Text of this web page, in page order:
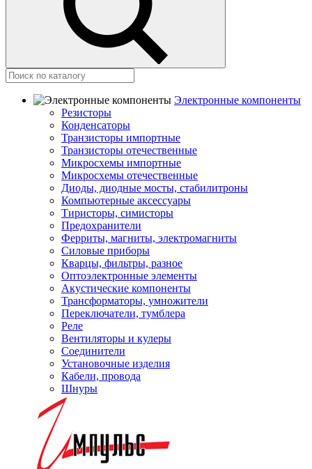
Электронные компоненты
Резисторы
Конденсаторы
Транзисторы импортные
Транзисторы отечественные
Микросхемы импортные
Микросхемы отечественные
Диоды, диодные мосты, стабилитроны
Компьютерные аксессуары
Тиристоры, симисторы
Предохранители
Ферриты, магниты, электромагниты
Силовые приборы
Кварцы, фильтры, разное
Оптоэлектронные элементы
Акустические компоненты
Трансформаторы, умножители
Переключатели, тумблера
Реле
Вентиляторы и кулеры
Соединители
Установочные изделия
Кабели, провода
Шнуры